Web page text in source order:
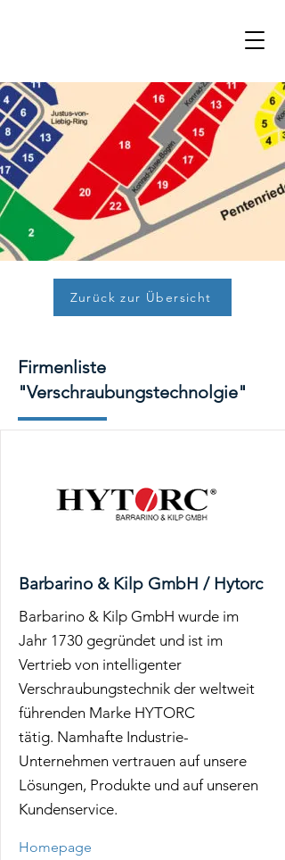
Zurück zur Übersicht
Firmenliste
"Verschraubungstechnolgie"
Barbarino & Kilp GmbH / Hytorc
Barbarino & Kilp GmbH wurde im
Jahr 1730 gegründet und ist im
Vertrieb von intelligenter
Verschraubungstechnik der weltweit
führenden Marke HYTORC
tätig. Namhafte Industrie-
Unternehmen vertrauen auf unsere
Lösungen, Produkte und auf unseren
Kundenservice.
Homepage